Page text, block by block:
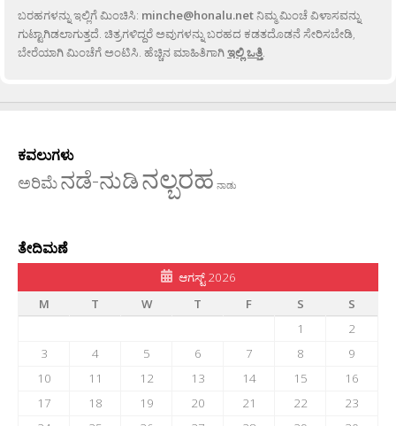
ಬರಹಗಳನ್ನು ಇಲ್ಲಿಗೆ ಮಿಂಚಿಸಿ: minche@honalu.netನಿಮ್ಮ ಮಿಂಚೆ ವಿಳಾಸವನ್ನು
ಗುಟ್ಟಾಗಿಡಲಾಗುತ್ತದೆ. ಚಿತ್ರಗಳಿದ್ದರೆ ಅವುಗಳನ್ನು ಬರಹದ ಕಡತದೊಡನೆ ಸೇರಿಸಬೇಡಿ,
ಬೇರೆಯಾಗಿ ಮಿಂಚೆಗೆ ಅಂಟಿಸಿ. ಹೆಚ್ಚಿನ ಮಾಹಿತಿಗಾಗಿಇಲ್ಲಿ ಒತ್ತಿ.
ಕವಲುಗಳು
ಅರಿಮೆನಡೆ-ನುಡಿನಲ್ಬರಹ ನಾಡು
ತೇದಿಮಣೆ
ಆಗಸ್ಟ್ 2026
M
T W T F S
S
1
2
3
4 5 6 7 8
9
10
11 12 13 14 15
16
17
18 19 20 21 22
23